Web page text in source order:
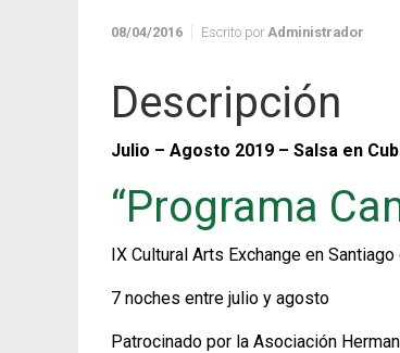
08/04/2016 Escrito por Administrador
Descripción
Julio – Agosto 2019 – Salsa en
“Programa
IX Cultural Arts Exchange en Santiago
7 noches entre julio y agosto
Patrocinado por la Asociación